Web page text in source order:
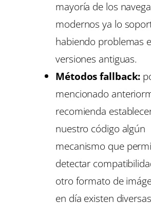
mayoría de los
modernos ya lo
habiendo problemas
versiones antiguas.
Métodos fallback:
mencionado
recomienda
nuestro código algún
mecanismo que
detectar
otro formato de
en día existen